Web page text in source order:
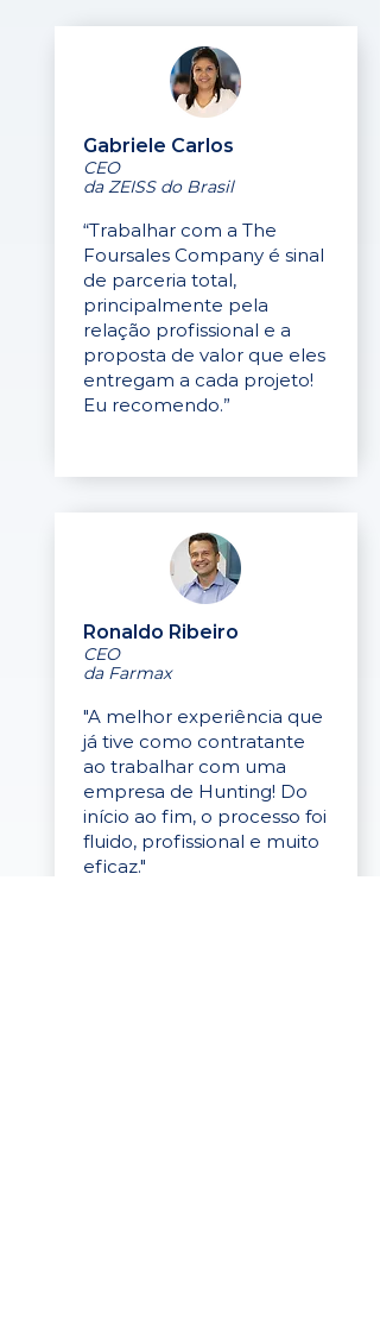
Gabriele Carlos
CEO
da ZEISS do Brasil
“Trabalhar com a The
Foursales Company é sinal
de parceria total,
principalmente pela
relação profissional e a
proposta de valor que eles
entregam a cada projeto!
Eu recomendo.”
Ronaldo Ribeiro
CEO
da Farmax
"A melhor experiência que
já tive como contratante
ao trabalhar com uma
empresa de Hunting! Do
início ao fim, o processo foi
fluido, profissional e muito
eficaz."